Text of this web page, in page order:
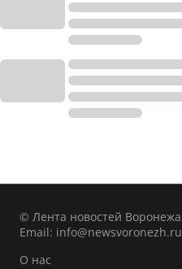
© Лента новостей Воронежа
Email: info@newsvoronezh.ru
О нас